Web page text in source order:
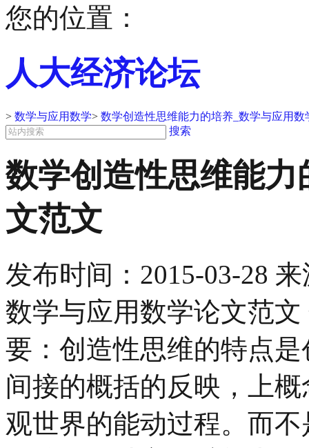
您的位置：
人大经济论坛
> 数学与应用数学> 数学创造性思维能力的培养_数学与应用数
搜索
数学创造性思维能
文范文
发布时间： 2015-03-28 来
数学与应用数学论文范
要：创造性思维的特点
间接的概括的反映，上
观世界的能动过程。而